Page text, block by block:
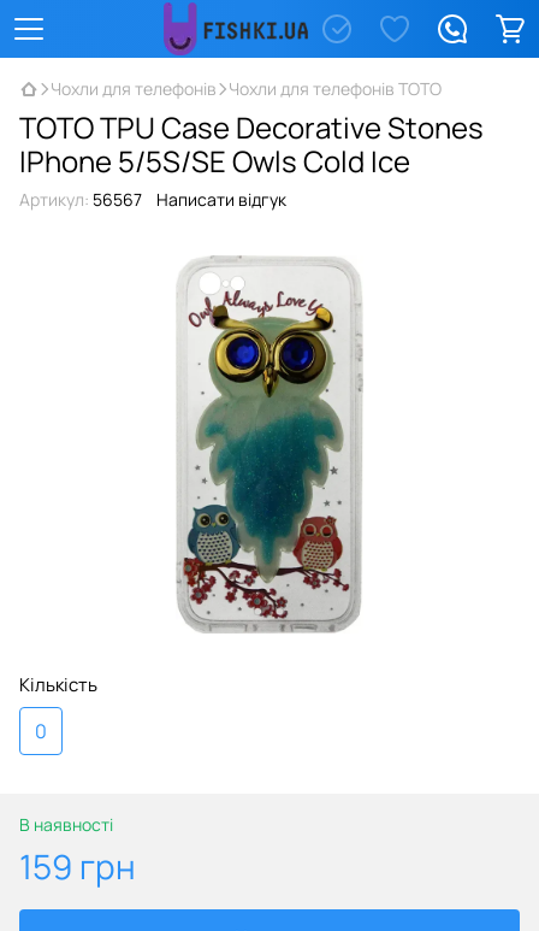
Чохли для телефонів Чохли для телефонів TOTO
TOTO TPU Case Decorative Stones
IPhone 5/5S/SE Owls Cold Ice
Артикул: 56567 Написати відгук
Кількість
0
В наявності
159 грн